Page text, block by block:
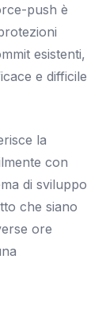
push è
esistenti,
e difficile
la
con
di sviluppo
che siano
ore